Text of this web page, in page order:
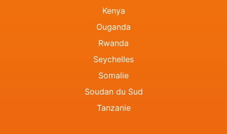
Kenya
Ouganda
Rwanda
Seychelles
Somalie
Soudan du Sud
Tanzanie